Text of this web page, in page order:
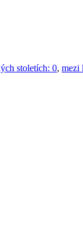
stoletích: 0, mezi